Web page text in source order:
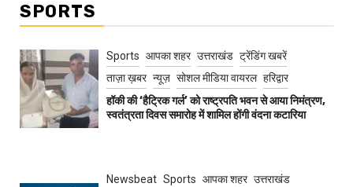
SPORTS
Sports आपका शहर उत्तराखंड ट्रेंडिंग खबरें
ताज़ा ख़बर न्यूज़ सोशल मीडिया वायरल हरिद्वार
हॉकी की ‘हैट्रिक गर्ल’ को राष्ट्रपति भवन से आया निमंत्रण,
स्वतंत्रता दिवस समारोह में शामिल होंगी वंदना कटारिया
Newsbeat Sports आपका शहर उत्तराखंड